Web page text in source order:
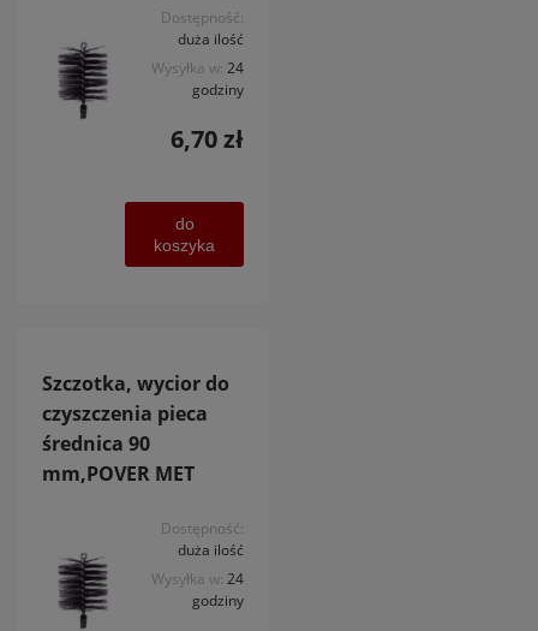
Dostępność:
duża ilość
Wysyłka w: 24
godziny
6,70 zł
do
koszyka
Szczotka, wycior do
czyszczenia pieca
średnica 90
mm,POVER MET
Dostępność:
duża ilość
Wysyłka w: 24
godziny